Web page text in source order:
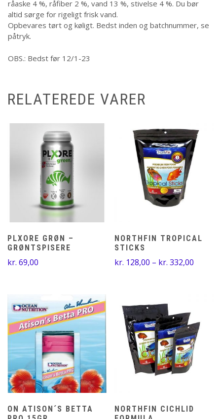
råaske 4 %, råfiber 2 %, vand 13 %, stivelse 4 %. Du bør
altid sørge for rigeligt frisk vand.
Opbevares tørt og køligt. Bedst inden og batchnummer, se
påtryk.
OBS.: Bedst før 12/1-23
RELATEREDE VARER
PLXORE GRØN –
GRØNTSPISERE
kr. 69,00
NORTHFIN TROPICAL
STICKS
kr. 128,00 – kr. 332,00
ON ATISON´S BETTA
NORTHFIN CICHLID